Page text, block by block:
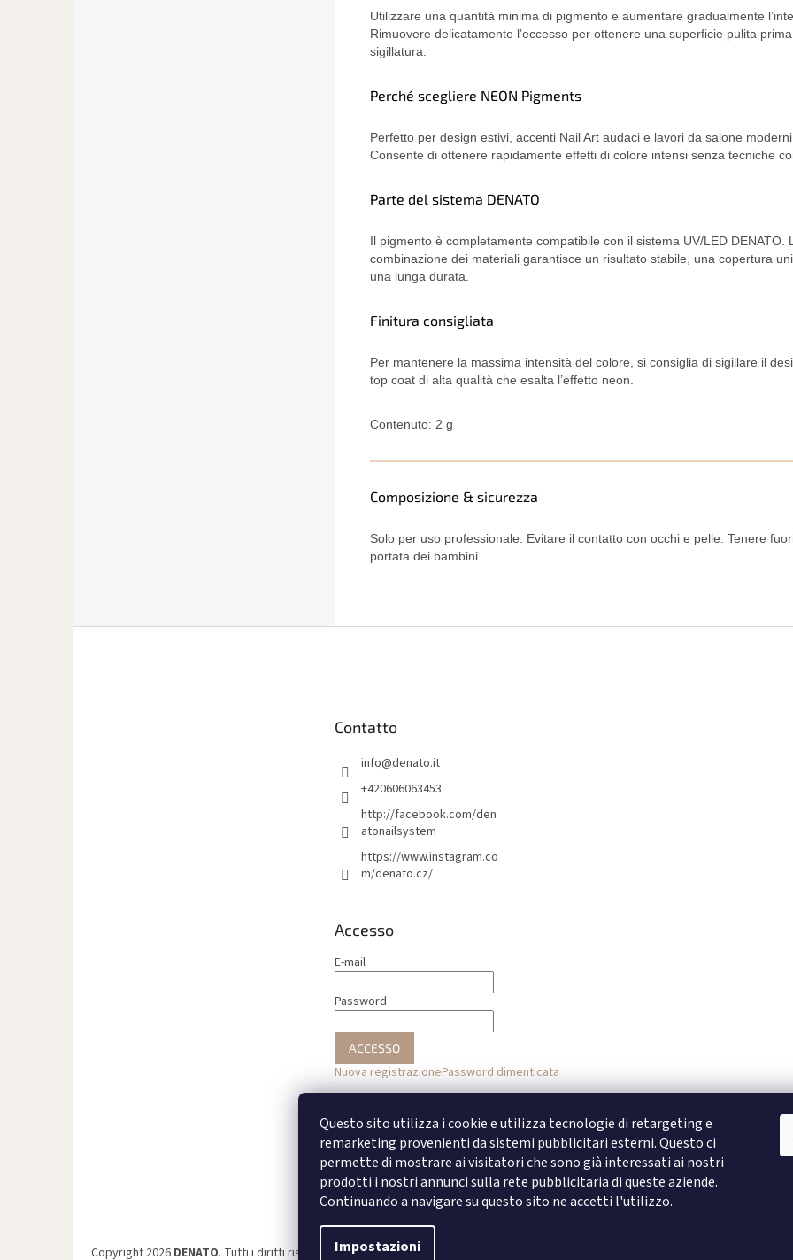
Questo sito utilizza i cookie e utilizza tecnologie di retargeting e
remarketing provenienti da sistemi pubblicitari esterni. Questo ci
permette di mostrare ai visitatori che sono già interessati ai nostri
prodotti i nostri annunci sulla rete pubblicitaria di queste aziende.
Continuando a navigare su questo sito ne accetti l'utilizzo.
Impostazioni
Utilizzare una quantità minima di pigmento e aumentare gradualmente
Rimuovere delicatamente l’eccesso per ottenere una superficie pulita
sigillatura.
Perché scegliere NEON Pigments
Perfetto per design estivi, accenti Nail Art audaci e lavori da salone moderni.
Consente di ottenere rapidamente effetti di colore intensi senza tecniche
Parte del sistema DENATO
Il pigmento è completamente compatibile con il sistema UV/LED DENATO.
combinazione dei materiali garantisce un risultato stabile, una copertura
una lunga durata.
Finitura consigliata
Per mantenere la massima intensità del colore, si consiglia di sigillare il
top coat di alta qualità che esalta l’effetto neon.
Contenuto: 2 g
Composizione & sicurezza
Solo per uso professionale. Evitare il contatto con occhi e pelle. Tenere
portata dei bambini.
Contatto
info@denato.it
+420606063453
http://facebook.com/den
atonailsystem
https://www.instagram.co
m/denato.cz/
Accesso
E-mail
Password
ACCESSO
Nuova registrazionePassword dimenticata
Accesso con Facebook
Accesso con Google
Copyright 2026 DENATO. Tutti i diritti riservati.Modifica delle impostazioni dei cookie